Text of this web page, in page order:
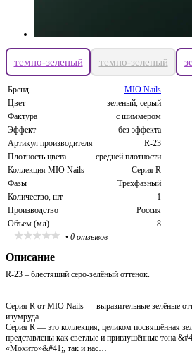
темно-зеленый темно-зеленый
Бренд
MIO Nails
Цвет
зеленый, серый
Фактура
с шиммером
Эффект
без эффекта
Артикул производителя
R-23
Плотность цвета
средней плотности
Коллекция MIO Nails
Серия R
Фазы
Трехфазный
Количество, шт
1
Производство
Россия
Объем (мл)
8
• 0 отзывов
Описание
R-23 – блестящий серо-зелёный оттенок.
Серия R от MIO Nails — выразительные зелёные
изумруда
Серия R — это коллекция, целиком посвящённая
представлены как светлые и приглушённые тона
«Мохито»&#41;, так и нас…